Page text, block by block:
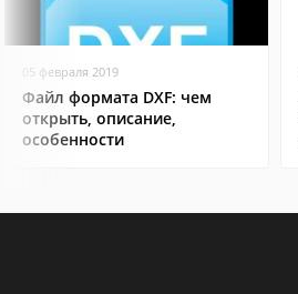
05 февраля 2019
Файл формата DXF: чем
открыть, описание,
особенности